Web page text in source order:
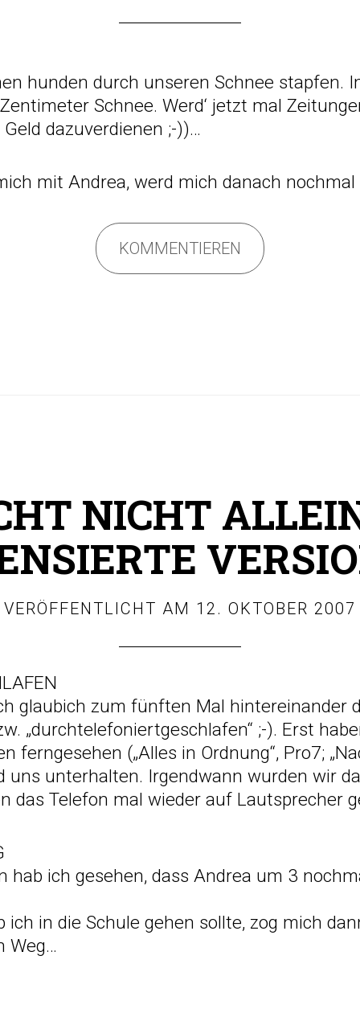
hunden durch unseren Schnee stapfen.
Schnee. Werd‘ jetzt mal
dazuverdienen ;-))…
mit Andrea, werd mich danach nochmal
KOMMENTIEREN
NICHT
VERÖFFENTLICHT AM 12. OKTOBER 2007
glaubich zum fünften Mal hintereinander
„durchtelefoniertgeschlafen“ ;-). Erst
ferngesehen („Alles in Ordnung“, Pro7;
uns unterhalten. Irgendwann wurden wir
das Telefon mal wieder auf Lautsprecher
hab ich gesehen, dass Andrea um 3
ich in die Schule gehen sollte, zog mich
Weg…